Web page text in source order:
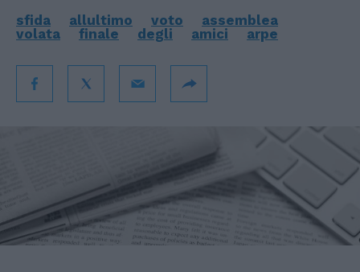
sfida allultimo voto
assemblea
volata
finale degli amici arpe